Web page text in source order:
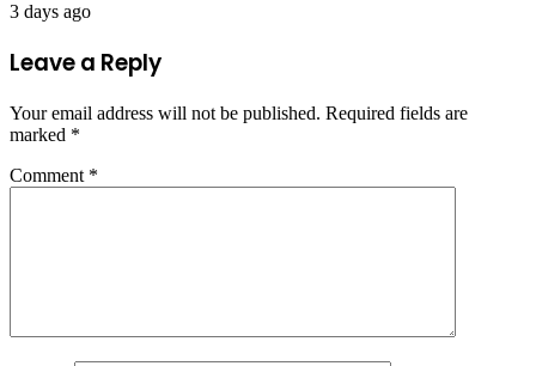
3 days ago
Leave a Reply
Your email address will not be published. Required fields are
marked *
Comment *